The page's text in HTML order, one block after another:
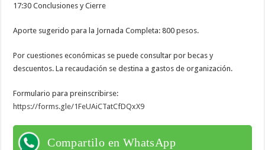
17:30 Conclusiones y Cierre
Aporte sugerido para la Jornada Completa: 800 pesos.
Por cuestiones económicas se puede consultar por becas y
descuentos. La recaudación se destina a gastos de organización.
Formulario para preinscribirse:
https://forms.gle/1FeUAiCTatCfDQxX9
Compartilo en WhatsApp